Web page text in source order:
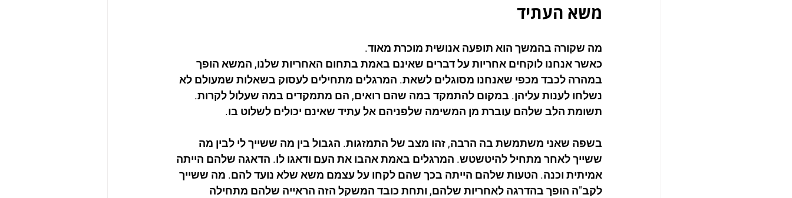
משא העתיד
מה שקורה בהמשך הוא תופעה אנושית מוכרת מאוד.
כאשר אנחנו לוקחים אחריות על דברים שאינם באמת בתחום האחריות שלנו, המשא הופך
במהרה לכבד מכפי שאנחנו מסוגלים לשאת. המרגלים מתחילים לעסוק בשאלות שמעולם לא
נשלחו לענות עליהן. במקום להתמקד במה שהם רואים, הם מתמקדים במה שעלול לקרות.
תשומת הלב שלהם עוברת מן המשימה שלפניהם אל עתיד שאינם יכולים לשלוט בו.
בשפה שאני משתמשת בה הרבה, זהו מצב של התמזגות. הגבול בין מה ששייך לי לבין מה
ששייך לאחר מתחיל להיטשטש. המרגלים באמת אהבו את העם ודאגו לו. הדאגה שלהם הייתה
אמיתית וכנה. הטעות שלהם הייתה בכך שהם לקחו על עצמם משא שלא נועד להם. מה ששייך
לקב"ה הופך בהדרגה לאחריות שלהם, ותחת כובד המשקל הזה הראייה שלהם מתחילה